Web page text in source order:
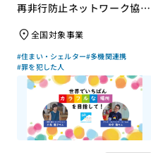
再非行防止ネットワーク協議
上チキさん【聞き手】
全国対象事業
#住まい・シェルター#多機関連携
#罪を犯した人